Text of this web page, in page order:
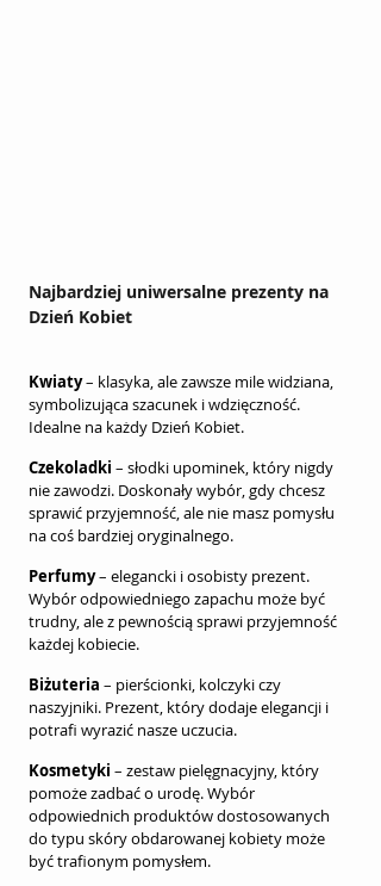
Najbardziej uniwersalne prezenty na
Dzień Kobiet
Kwiaty – klasyka, ale zawsze mile widziana,
symbolizująca szacunek i wdzięczność.
Idealne na każdy Dzień Kobiet.
Czekoladki – słodki upominek, który nigdy
nie zawodzi. Doskonały wybór, gdy chcesz
sprawić przyjemność, ale nie masz pomysłu
na coś bardziej oryginalnego.
Perfumy – elegancki i osobisty prezent.
Wybór odpowiedniego zapachu może być
trudny, ale z pewnością sprawi przyjemność
każdej kobiecie.
Biżuteria – pierścionki, kolczyki czy
naszyjniki. Prezent, który dodaje elegancji i
potrafi wyrazić nasze uczucia.
Kosmetyki – zestaw pielęgnacyjny, który
pomoże zadbać o urodę. Wybór
odpowiednich produktów dostosowanych
do typu skóry obdarowanej kobiety może
być trafionym pomysłem.